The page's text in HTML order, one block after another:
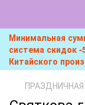
Минимальная
система скидок -
Китайского